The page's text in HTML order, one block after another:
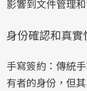
影響到文件管理
身份確認和真實
手寫簽約：傳統
有者的身份，但